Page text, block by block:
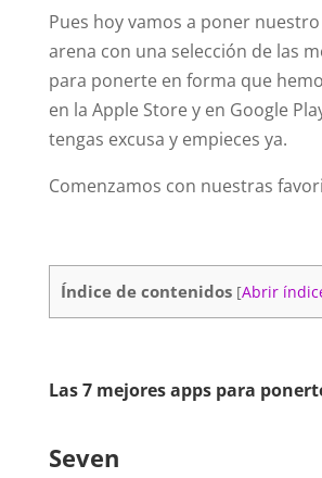
Pues hoy vamos a poner
arena con una selección de las
para ponerte en forma que
en la Apple Store y en Google
tengas excusa y empieces ya.
Comenzamos con nuestras
Índice de contenidos [Abrir
Las 7 mejores apps para
Seven